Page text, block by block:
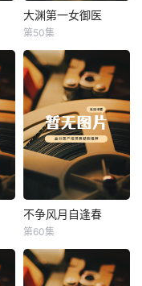
大渊第一女御医
大渊第一女御医
第50集
不争风月自逢春
不争风月自逢春
第60集